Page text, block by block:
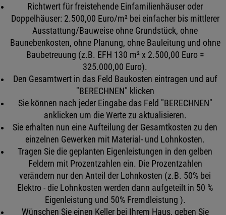
Richtwert für freistehende Einfamilienhäuser oder
Doppelhäuser: 2.500,00 Euro/m² bei einfacher bis mittlerer
Ausstattung/Bauweise ohne Grundstück, ohne
Baunebenkosten, ohne Planung, ohne Bauleitung und ohne
Baubetreuung (z.B. EFH 130 m² x 2.500,00 Euro =
325.000,00 Euro).
Den Gesamtwert in das Feld Baukosten eintragen und auf
"BERECHNEN" klicken
Sie können nach jeder Eingabe das Feld "BERECHNEN"
anklicken um die Werte zu aktualisieren.
Sie erhalten nun eine Aufteilung der Gesamtkosten zu den
einzelnen Gewerken mit Material- und Lohnkosten.
Tragen Sie die geplanten Eigenleistungen in den gelben
Feldern mit Prozentzahlen ein. Die Prozentzahlen
verändern nur den Anteil der Lohnkosten (z.B. 50% bei
Elektro - die Lohnkosten werden dann aufgeteilt in 50 %
Eigenleistung und 50% Fremdleistung ).
Wünschen Sie einen Keller bei Ihrem Haus, geben Sie